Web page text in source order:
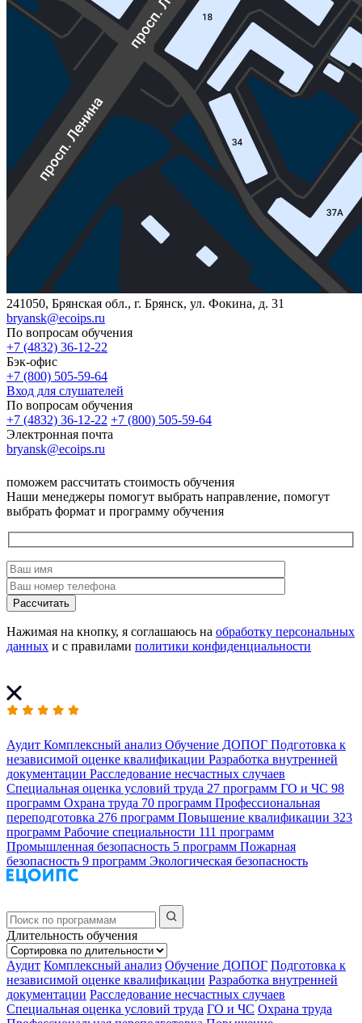
241050, Брянская обл., г. Брянск, ул. Фокина, д. 31
bryansk@ecoips.ru
По вопросам обучения
+7 (4832) 36-12-22
Бэк-офис
+7 (800) 505-59-64
Вход для слушателей
По вопросам обучения
+7 (4832) 36-12-22 +7 (800) 505-59-64
Электронная почта
bryansk@ecoips.ru
поможем рассчитать стоимость обучения
Наши менеджеры помогут выбрать направление, помогут
выбрать формат и программу обучения
Рассчитать
Нажимая на кнопку, я соглашаюсь на обработку персональных
данных и с правилами политики конфиденциальности
Аудит Комплексный анализ Обучение ДОПОГ Подготовка к
независимой оценке квалификации Разработка внутренней
документации Расследование несчастных случаев
Специальная оценка условий труда 27 программ ГО и ЧС 98
программ Охрана труда 70 программ Профессиональная
переподготовка 276 программ Повышение квалификации 323
программ Рабочие специальности 111 программ
Промышленная безопасность 5 программ Пожарная
безопасность 9 программ Экологическая безопасность
Длительность обучения
Аудит Комплексный анализ Обучение ДОПОГ Подготовка к
независимой оценке квалификации Разработка внутренней
документации Расследование несчастных случаев
Специальная оценка условий труда ГО и ЧС Охрана труда